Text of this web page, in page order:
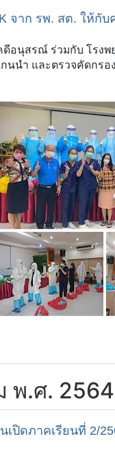
จาก รพ. สต. ให้กั
อนุสรณ์ ร่วมกับ โรง
นนำ และตรวจคัดกร
พ.ศ. 2564
ปิดภาคเรียนที่ 2/